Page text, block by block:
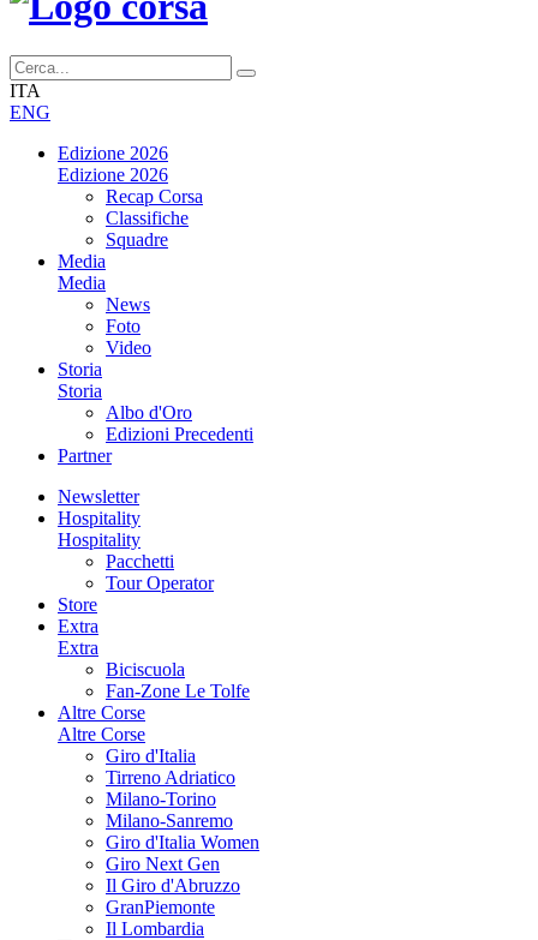
ITA
ENG
Edizione 2026
Edizione 2026
Recap Corsa
Classifiche
Squadre
Media
Media
News
Foto
Video
Storia
Storia
Albo d'Oro
Edizioni Precedenti
Partner
Newsletter
Hospitality
Hospitality
Pacchetti
Tour Operator
Store
Extra
Extra
Biciscuola
Fan-Zone Le Tolfe
Altre Corse
Altre Corse
Giro d'Italia
Tirreno Adriatico
Milano-Torino
Milano-Sanremo
Giro d'Italia Women
Giro Next Gen
Il Giro d'Abruzzo
GranPiemonte
Il Lombardia